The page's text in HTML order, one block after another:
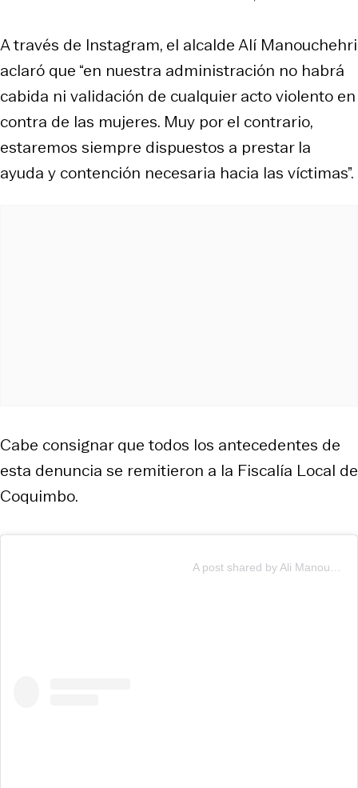
A través de Instagram, el alcalde Alí Manouchehri
aclaró que “en nuestra administración no habrá
cabida ni validación de cualquier acto violento en
contra de las mujeres. Muy por el contrario,
estaremos siempre dispuestos a prestar la
ayuda y contención necesaria hacia las víctimas”.
Cabe consignar que todos los antecedentes de
esta denuncia se remitieron a la Fiscalía Local de
Coquimbo.